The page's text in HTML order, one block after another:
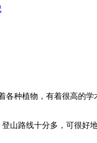
种植物，有着很高的学
山路线十分多，可很好